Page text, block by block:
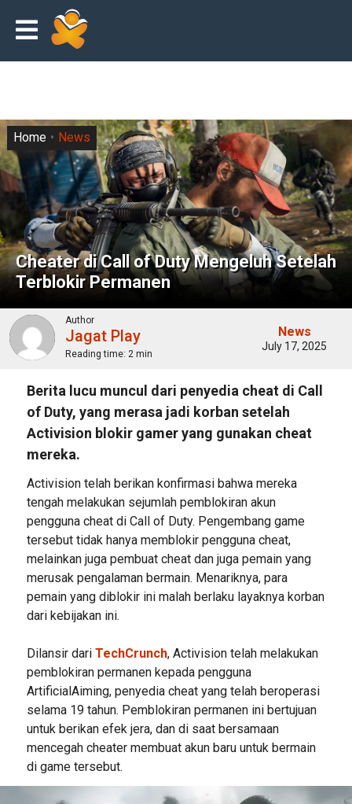
Cheater di Call of Duty Mengeluh Setelah
Terblokir Permanen
Home News
Author
Jagat Play
Reading time: 2 min
News
July 17, 2025
Berita lucu muncul dari penyedia cheat di Call
of Duty, yang merasa jadi korban setelah
Activision blokir gamer yang gunakan cheat
mereka.
Activision telah berikan konfirmasi bahwa mereka
tengah melakukan sejumlah pemblokiran akun
pengguna cheat di Call of Duty. Pengembang game
tersebut tidak hanya memblokir pengguna cheat,
melainkan juga pembuat cheat dan juga pemain yang
merusak pengalaman bermain. Menariknya, para
pemain yang diblokir ini malah berlaku layaknya korban
dari kebijakan ini.
Dilansir dari TechCrunch, Activision telah melakukan
pemblokiran permanen kepada pengguna
ArtificialAiming, penyedia cheat yang telah beroperasi
selama 19 tahun. Pemblokiran permanen ini bertujuan
untuk berikan efek jera, dan di saat bersamaan
mencegah cheater membuat akun baru untuk bermain
di game tersebut.